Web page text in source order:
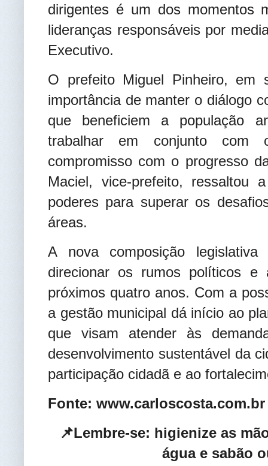
dirigentes é um dos momentos
lideranças responsáveis por
Executivo.
O prefeito Miguel Pinheiro, em
importância de manter o diálogo
que beneficiem a população
trabalhar em conjunto com
compromisso com o progresso
Maciel, vice-prefeito, ressaltou
poderes para superar os
áreas.
A nova composição
direcionar os rumos políticos e
próximos quatro anos. Com a
a gestão municipal dá início ao
que visam atender às
desenvolvimento sustentável da
participação cidadã e ao
Fonte: www.carloscosta.com.br
📌Lembre-se: higienize as
água e sabão